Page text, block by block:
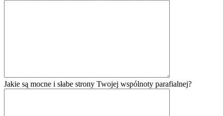
Jakie są mocne i słabe strony Twojej wspólnoty parafialnej?